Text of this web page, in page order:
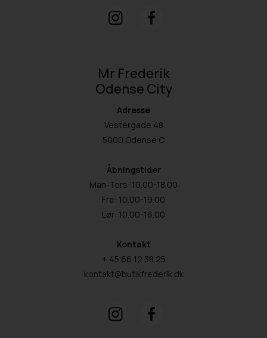
Mr Frederik
Odense City
Adresse
Vestergade 48
5000 Odense C
Åbningstider
Man-Tors: 10.00-18.00
Fre: 10.00-19.00
Lør: 10.00-16.00
Kontakt
+ 45 66 12 38 25
kontakt@butikfrederik.dk